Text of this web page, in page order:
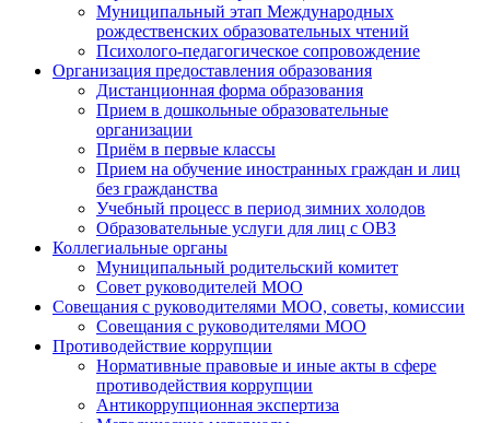
Муниципальный этап Международных
рождественских образовательных чтений
Психолого-педагогическое сопровождение
Организация предоставления образования
Дистанционная форма образования
Прием в дошкольные образовательные
организации
Приём в первые классы
Прием на обучение иностранных граждан и лиц
без гражданства
Учебный процесс в период зимних холодов
Образовательные услуги для лиц с ОВЗ
Коллегиальные органы
Муниципальный родительский комитет
Совет руководителей МОО
Совещания с руководителями МОО, советы, комиссии
Совещания с руководителями МОО
Противодействие коррупции
Нормативные правовые и иные акты в сфере
противодействия коррупции
Антикоррупционная экспертиза